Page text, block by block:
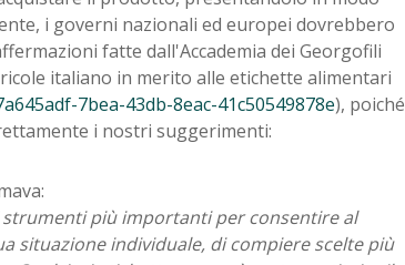
i governi nazionali ed europei dovrebbero
fatte dall'Accademia dei Georgofili
italiano in merito alle etichette alimentari
7bea-43db-8eac-41c50549878e), poiché
i nostri suggerimenti:
più importanti per consentire al
situazione individuale, di compiere scelte più